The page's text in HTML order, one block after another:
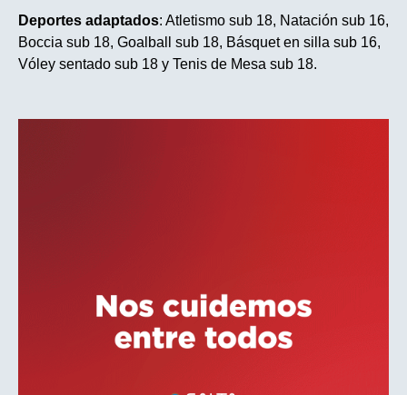
Deportes adaptados: Atletismo sub 18, Natación sub 16,
Boccia sub 18, Goalball sub 18, Básquet en silla sub 16,
Vóley sentado sub 18 y Tenis de Mesa sub 18.